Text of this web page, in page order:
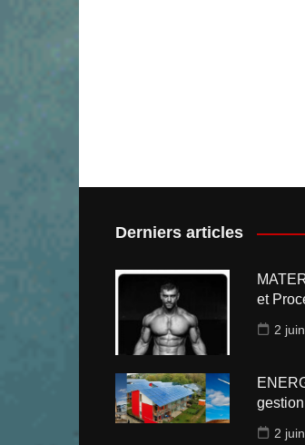
Derniers articles
et
2
2